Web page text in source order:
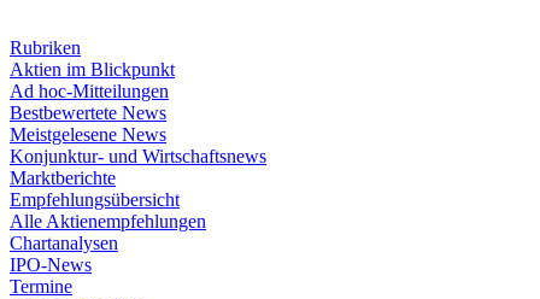
Rubriken
Aktien im Blickpunkt
Ad hoc-Mitteilungen
Bestbewertete News
Meistgelesene News
Konjunktur- und Wirtschaftsnews
Marktberichte
Empfehlungsübersicht
Alle Aktienempfehlungen
Chartanalysen
IPO-News
Termine